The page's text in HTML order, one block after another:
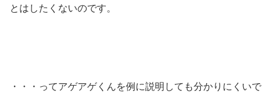
とはしたくないのです。
・・・ってアゲアゲくんを例に説明しても分かりにくいで